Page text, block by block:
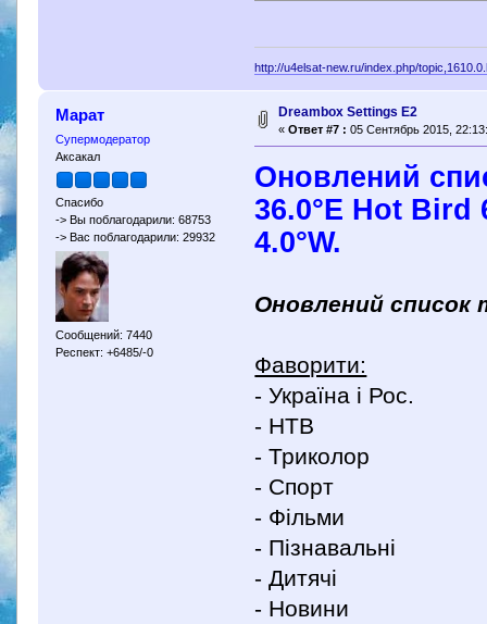
http://u4elsat-new.ru/index.php/
Марат
Супермодератор
Аксакал
Спасибо
-> Вы поблагодарили: 68753
-> Вас поблагодарили: 29932
Сообщений: 7440
Респект: +6485/-0
Dreambox Settings E2
« Ответ #7 : 05 Сентябрь 2015,
Оновлений
36.0°E Hot Bird
4.0°W.
Оновлений список
Фаворити:
- Україна і Рос.
- НТВ
- Триколор
- Спорт
- Фільми
- Пізнавальні
- Дитячі
- Новини